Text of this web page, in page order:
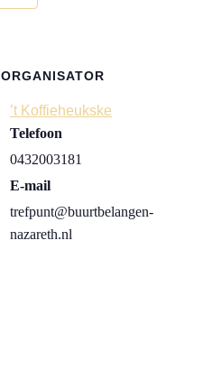
ORGANISATOR
’t Koffieheukske
Telefoon
0432003181
E-mail
trefpunt@buurtbelangen-
nazareth.nl